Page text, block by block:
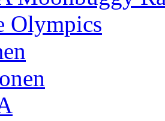
Olympics